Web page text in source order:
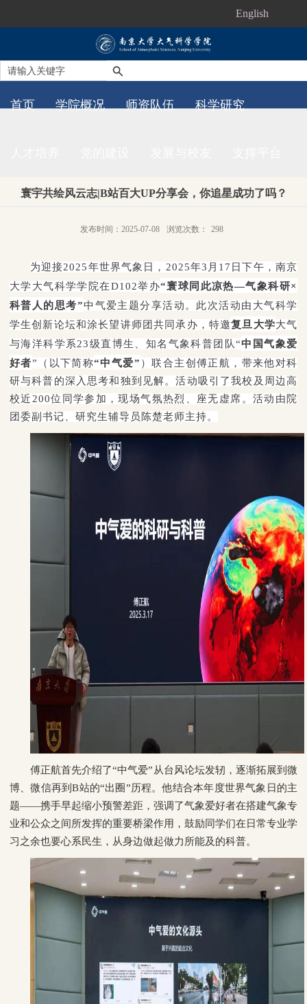
English
首页 学院概况 师资队伍 科学研究
寰宇共绘风云志|B站百大UP分享会，你追星成功了吗？
发布时间：2025-07-08 浏览次数： 298
为迎接2025年世界气象日，2025年3月17日下午，南京
大学大气科学学院在D102举办“寰球同此凉热—气象科研×
科普人的思考”中气爱主题分享活动。此次活动由大气科学
学生创新论坛和涂长望讲师团共同承办，特邀复旦大学大气
与海洋科学系23级直博生、知名气象科普团队“中国气象爱
好者”（以下简称“中气爱” ）联合主创傅正航，带来他对科
研与科普的深入思考和独到见解。活动吸引了我校及周边高
校近200位同学参加，现场气氛热烈、座无虚席。活动由院
团委副书记、研究生辅导员陈楚老师主持。
傅正航首先介绍了“中气爱”从台风论坛发轫，逐渐拓展到微
博、微信再到B站的“出圈”历程。他结合本年度世界气象日的主
题——携手早起缩小预警差距，强调了气象爱好者在搭建气象专
业和公众之间所发挥的重要桥梁作用，鼓励同学们在日常专业学
习之余也要心系民生，从身边做起做力所能及的科普。